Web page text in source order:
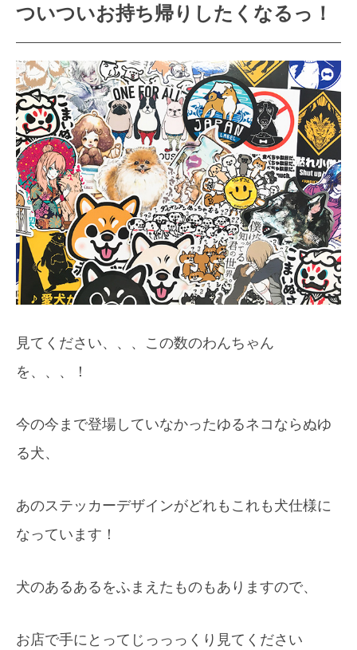
ついついお持ち帰りしたくなるっ！
見てください、、、この数のわんちゃん
を、、、！
今の今まで登場していなかったゆるネコならぬゆ
る犬、
あのステッカーデザインがどれもこれも犬仕様に
なっています！
犬のあるあるをふまえたものもありますので、
お店で手にとってじっっっくり見てください